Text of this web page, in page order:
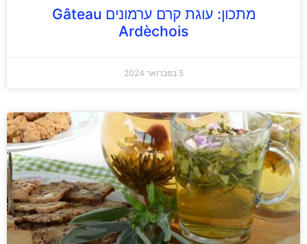
מתכון: עוגת קרם ערמונים Gâteau
Ardèchois
5 בפברואר 2024